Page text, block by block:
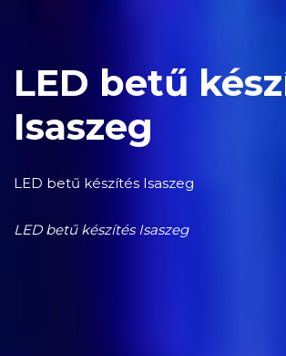
LED betű
Isaszeg
LED betű készítés Isaszeg
LED betű készítés Isaszeg